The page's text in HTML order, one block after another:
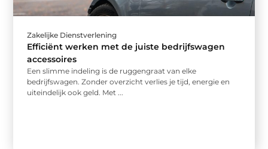
Zakelijke Dienstverlening
Efficiënt werken met de juiste bedrijfswagen
accessoires
Een slimme indeling is de ruggengraat van elke
bedrijfswagen. Zonder overzicht verlies je tijd, energie en
uiteindelijk ook geld. Met ...